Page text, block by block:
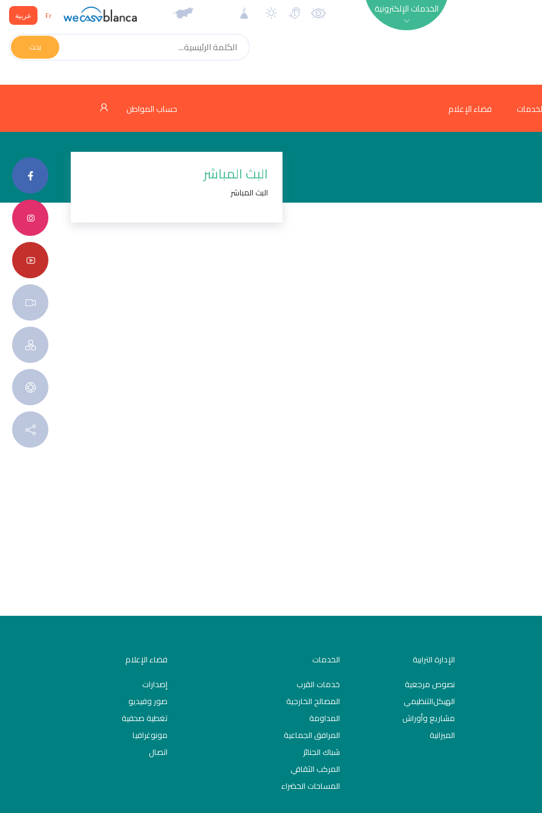
الخدمات الإلكترونية Fr عربية
بحث
فضاء الإعلام حساب المواطن
البث المباشر
البث المباشر
الإدارة الترابية
نصوص مرجعية
اﻟﻬﯿﻜﻞاﻟﺘﻨﻈﯿﻤﻲ
مشاريع وأوراش
الميزانية
الخدمات
خدمات القرب
المصالح الخارجية
المداومة
المرافق الجماعية
شباك الجنائز
المركب الثقافي
المساحات الخضراء
فضاء الإعلام
إصدارات
صور وفيديو
تغطية صحفية
مونوغرافيا
اتصال